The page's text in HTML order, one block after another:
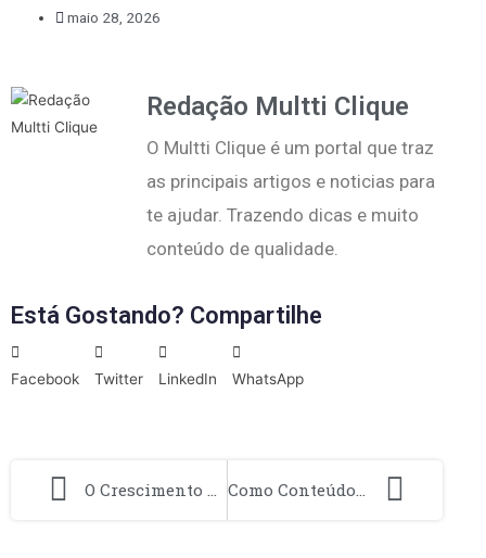
maio 28, 2026
Redação Multti Clique
O Multti Clique é um portal que traz
as principais artigos e noticias para
te ajudar. Trazendo dicas e muito
conteúdo de qualidade.
Está Gostando? Compartilhe
Facebook Twitter LinkedIn WhatsApp
O Crescimento do Social Search Entre Usuários Mais Jovens Como Conteúdos Profundos Estão Performando Melhor em Nichos Específicos